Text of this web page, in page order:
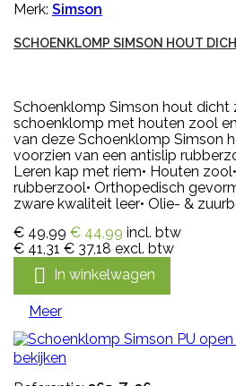
Merk: Simson
SCHOENKLOMP SIMSON HOUT
Schoenklomp Simson hout dicht
schoenklomp met houten zool
van deze Schoenklomp Simson
voorzien van een antislip
Leren kap met riem• Houten
rubberzool• Orthopedisch
zware kwaliteit leer• Olie- &
€ 49,99 € 44,99 incl. btw
€ 41,31 € 37,18 excl. btw
 In winkelwagen
Meer
bekijken